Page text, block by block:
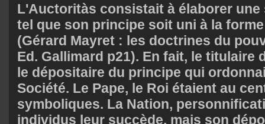
L'Auctoritàs consistait à élaborer
tel que son principe soit uni à la
(Gérard Mayret : les doctrines du
Ed. Gallimard p21). En fait, le titulaire
le dépositaire du principe qui
Société. Le Pape, le Roi étaient au
symboliques. La Nation,
individus leur succède, mais son